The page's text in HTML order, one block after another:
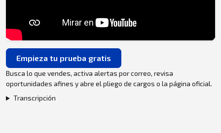
Empieza tu prueba gratis
Busca lo que vendes, activa alertas por correo, revisa
oportunidades afines y abre el pliego de cargos o la página oficial.
Transcripción